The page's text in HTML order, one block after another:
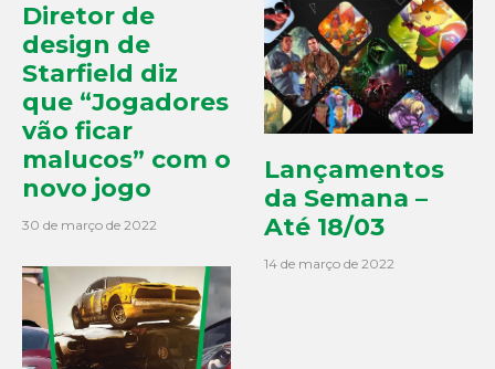
Diretor de
design de
Starfield diz
que “Jogadores
vão ficar
malucos” com o
novo jogo
30 de março de 2022
Lançamentos
da Semana –
Até 18/03
14 de março de 2022